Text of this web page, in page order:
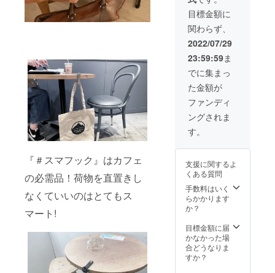
『＃スマフック』はカフェ
の必需品！荷物を直置きし
なくていいのはとてもス
マート!
ご注文
状況、
使用部
材の供
給状
造工程
上の都
合等に
より出
荷時期
が遅れ
る場合
が販売
予定価
格より
下がる
可能性
もござ
いま
す。 ※
デザイ
ン・仕
様は変
更にな
ざいま
す。ご
了承く
ださ
い。 ※
ご注文
材の供
給状
況、製
(2,800
円)に対
するも
ので
す。 ・
※価格は
消費税
込・送
料込で
す。 ※
色は4色
からお
ます。
ご支援
により
量産効
率が向
上した
正規販
売価格
が販売
予定価
目標金額に
関わらず、
2022/07/29
23:59:59ま
でに集まっ
た金額が
ファンディ
ングされま
す。
支援に関するよ
くある質問
手数料はいく
らかかります
か？
目標金額に届
かなかった場
合どうなりま
すか？